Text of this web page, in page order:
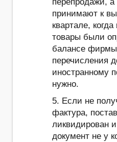
принимают к
квартале,
товары были
балансе
перечисления
иностранному
нужно.
5. Если не
фактура,
ликвидирован
документ не у